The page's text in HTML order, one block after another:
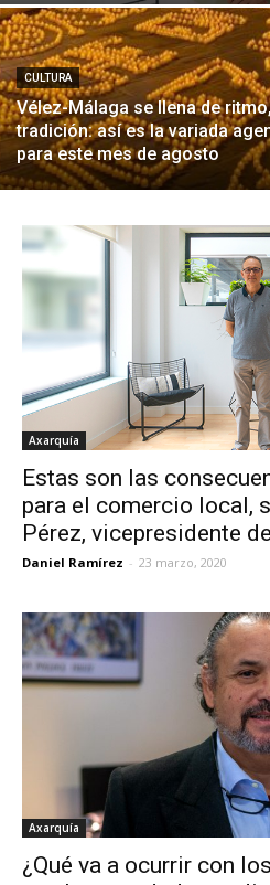
CULTURA
Vélez-Málaga se llena de
tradición: así es la variada
para este mes de agosto
Axarquía
Estas son las
para el comercio local,
Pérez, vicepresidente
Daniel Ramírez - 23 marzo, 2020
Axarquía
¿Qué va a ocurrir con